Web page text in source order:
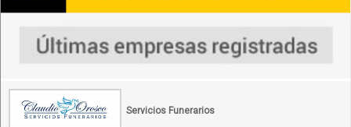
Servicios Funerarios